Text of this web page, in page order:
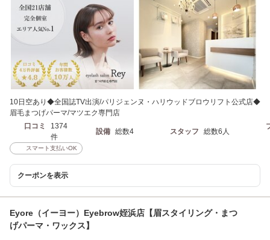
10日空あり◆全国誌TV出演/パリジェンヌ・ハリウッドブロウリフト公式店◆
眉毛まつげパーマ/マツエク専門店
口コミ
1374
件
設備 総数4 スタッフ 総数6人
スマート支払いOK
クーポンを表示
Eyore（イーヨー）Eyebrow姪浜店【眉スタイリング・まつ
げパーマ・ワックス】